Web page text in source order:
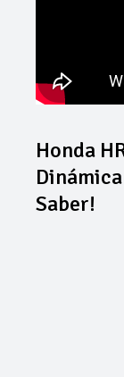
Honda
Saber!